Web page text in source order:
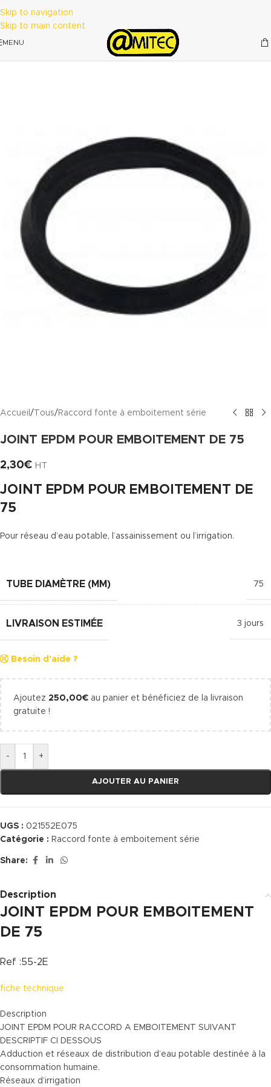
Skip to navigation
Skip to main content
MENU
Accueil /Tous/ Raccord fonte à emboitement série
JOINT EPDM POUR EMBOITEMENT DE 75
2,30€ HT
JOINT EPDM POUR EMBOITEMENT DE
75
Pour réseau d’eau potable, l’assainissement ou l’irrigation.
TUBE DIAMÈTRE (MM) 75
LIVRAISON ESTIMÉE 3 jours
Besoin d'aide ?
Ajoutez 250,00€ au panier et bénéficiez de la livraison
gratuite !
- +
AJOUTER AU PANIER
UGS : 021552E075
Catégorie : Raccord fonte à emboitement série
Share:
Description
JOINT EPDM POUR EMBOITEMENT
DE 75
Ref :55-2E
fiche technique
Description
JOINT EPDM POUR RACCORD A EMBOITEMENT SUIVANT
DESCRIPTIF CI DESSOUS
Adduction et réseaux de distribution d’eau potable destinée à la
consommation humaine.
Réseaux d’irrigation